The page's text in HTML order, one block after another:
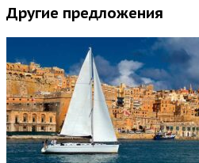
Другие предложения